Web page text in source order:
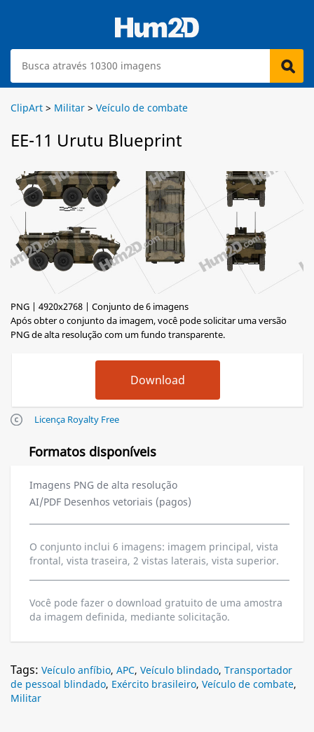
ClipArt > Militar > Veículo de combate
EE-11 Urutu Blueprint
PNG | 4920x2768 | Conjunto de 6 imagens
Após obter o conjunto da imagem, você pode solicitar uma versão
PNG de alta resolução com um fundo transparente.
Licença Royalty Free
Formatos disponíveis
Imagens PNG de alta resolução
AI/PDF Desenhos vetoriais (pagos)
O conjunto inclui 6 imagens: imagem principal, vista
frontal, vista traseira, 2 vistas laterais, vista superior.
Você pode fazer o download gratuito de uma amostra
da imagem definida, mediante solicitação.
Tags: Veículo anfíbio, APC, Veículo blindado, Transportador
de pessoal blindado, Exército brasileiro, Veículo de combate,
Militar